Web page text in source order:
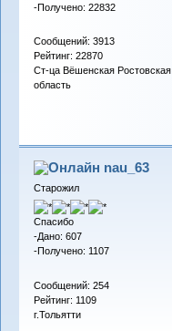
-Получено: 22832
Сообщений: 3913
Рейтинг: 22870
Ст-ца Вёшенская Ростовская
область
nau_63
Старожил
Спасибо
-Дано: 607
-Получено: 1107
Сообщений: 254
Рейтинг: 1109
г.Тольятти